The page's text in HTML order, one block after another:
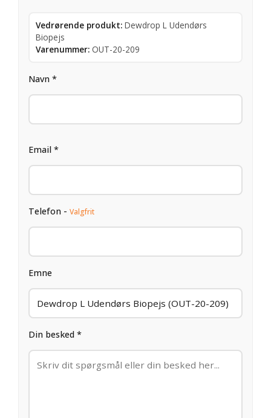
Vedrørende produkt: Dewdrop L Udendørs
Biopejs
Varenummer: OUT-20-209
Navn *
Email *
Telefon - Valgfrit
Emne
Din besked *